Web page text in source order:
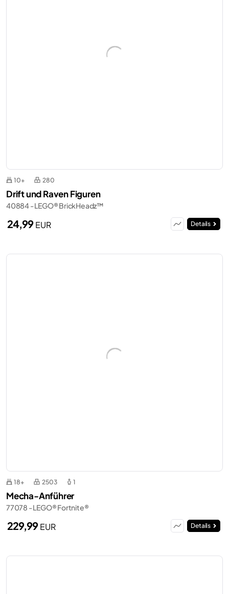
10+ 280
Drift und Raven Figuren
40884 - LEGO® BrickHeadz™
24,99EUR Details
18+ 2503 1
Mecha-Anführer
77078 - LEGO® Fortnite®
229,99EUR Details